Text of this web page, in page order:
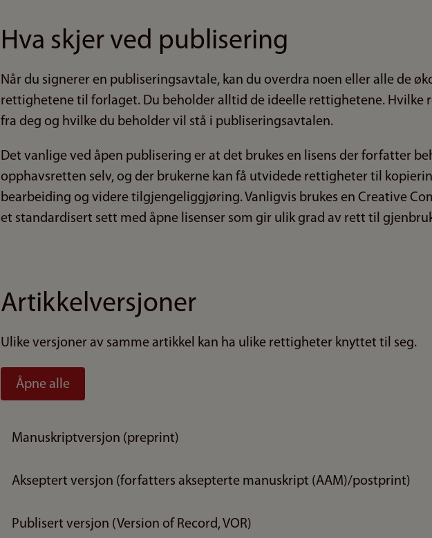
Hva skjer ved publisering
Når du signerer en publiseringsavtale, kan du overdra noen eller alle de
rettighetene til forlaget. Du beholder alltid de ideelle rettighetene. Hvilke
fra deg og hvilke du beholder vil stå i publiseringsavtalen.
Det vanlige ved åpen publisering er at det brukes en lisens der forfatter
opphavsretten selv, og der brukerne kan få utvidede rettigheter til
bearbeiding og videre tilgjengeliggjøring. Vanligvis brukes en Creative
et standardisert sett med åpne lisenser som gir ulik grad av rett til
Artikkelversjoner
Ulike versjoner av samme artikkel kan ha ulike rettigheter knyttet til seg.
Åpne alle
Manuskriptversjon (preprint)
Akseptert versjon (forfatters aksepterte manuskript (AAM)/postprint)
Publisert versjon (Version of Record, VOR)